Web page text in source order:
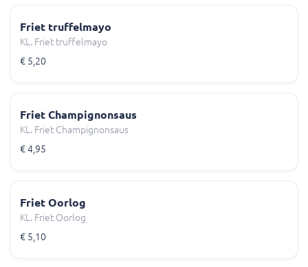
Friet truffelmayo
KL. Friet truffelmayo
€ 5,20
Friet Champignonsaus
KL. Friet Champignonsaus
€ 4,95
Friet Oorlog
KL. Friet Oorlog
€ 5,10